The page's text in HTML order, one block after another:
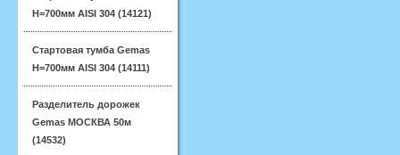
H=700мм AISI 304 (14121)
Стартовая тумба Gemas
H=700мм AISI 304 (14111)
Разделитель дорожек
Gemas МОСКВА 50м
(14532)